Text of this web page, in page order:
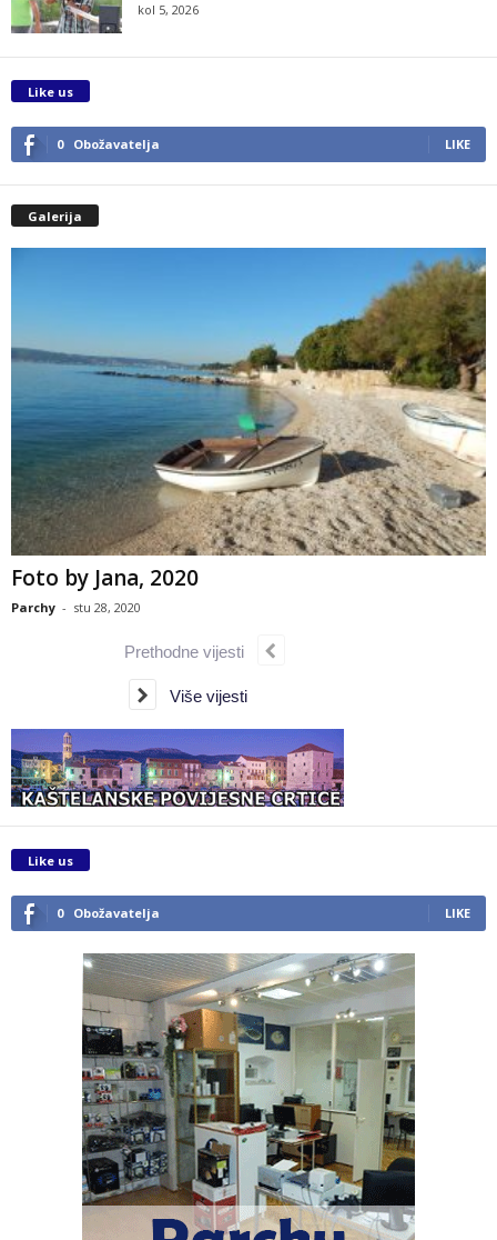
kol 5, 2026
Like us
0 Obožavatelja LIKE
Galerija
Foto by Jana, 2020
Parchy - stu 28, 2020
Prethodne vijesti
Više vijesti
Like us
0 Obožavatelja LIKE